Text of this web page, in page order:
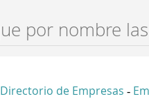
Directorio de Empresas -